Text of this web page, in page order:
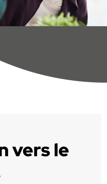
vers le